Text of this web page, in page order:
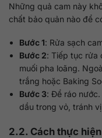
Những quả cam này
chất bảo quản nào để
Bước 1: Rửa sạch
Bước 2: Tiếp tục rửa
muối pha loãng.
trắng hoặc Baking
Bước 3: Để ráo
dầu trong vỏ, tránh
2.2. Cách thực